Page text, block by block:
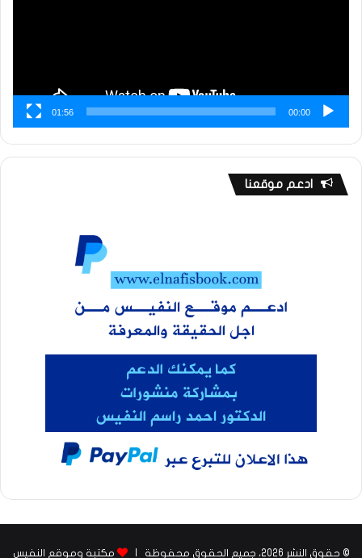
00:00
01:56
ادعم موقعنا
© حقوق النشر 2026، جميع الحقوق محفوظة | مكتبة وموقع النفيس